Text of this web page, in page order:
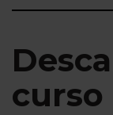
curso